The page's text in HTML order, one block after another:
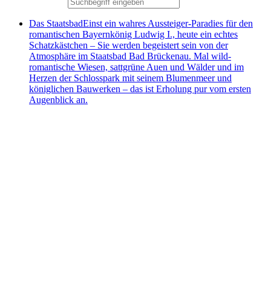
Das StaatsbadEinst ein wahres Aussteiger-Paradies für den
romantischen Bayernkönig Ludwig I., heute ein echtes
Schatzkästchen – Sie werden begeistert sein von der
Atmosphäre im Staatsbad Bad Brückenau. Mal wild-
romantische Wiesen, sattgrüne Auen und Wälder und im
Herzen der Schlosspark mit seinem Blumenmeer und
königlichen Bauwerken – das ist Erholung pur vom ersten
Augenblick an.